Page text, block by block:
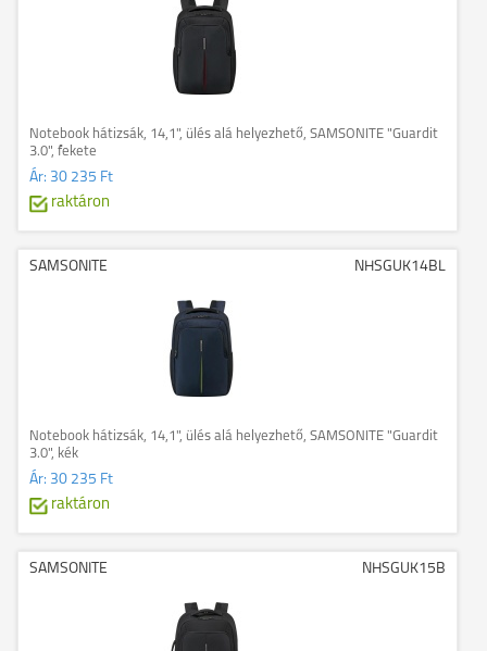
Notebook hátizsák, 14,1", ülés alá helyezhető, SAMSONITE "Guardit
3.0", fekete
Ár: 30 235 Ft
raktáron
SAMSONITE NHSGUK14BL
Notebook hátizsák, 14,1", ülés alá helyezhető, SAMSONITE "Guardit
3.0", kék
Ár: 30 235 Ft
raktáron
SAMSONITE NHSGUK15B